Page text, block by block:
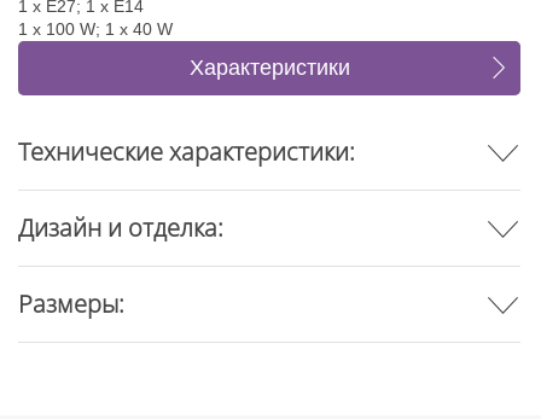
1 x E27; 1 x E14
1 x 100 W; 1 x 40 W
Характеристики
Отзывы
Технические характеристики:
Дизайн и отделка:
Размеры: